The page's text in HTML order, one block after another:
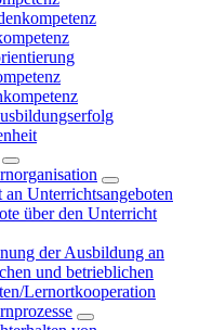
Unterrichtsangeboten
über den Unterricht
der Ausbildung an
und betrieblichen
Lernortkooperation